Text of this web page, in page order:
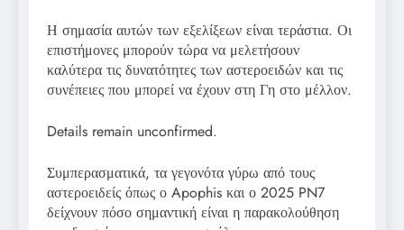
Η σημασία αυτών των εξελίξεων είναι τεράστια. Οι
επιστήμονες μπορούν τώρα να μελετήσουν
καλύτερα τις δυνατότητες των αστεροειδών και τις
συνέπειες που μπορεί να έχουν στη Γη στο μέλλον.
Details remain unconfirmed.
Συμπερασματικά, τα γεγονότα γύρω από τους
αστεροειδείς όπως ο Apophis και ο 2025 PN7
δείχνουν πόσο σημαντική είναι η παρακολούθηση